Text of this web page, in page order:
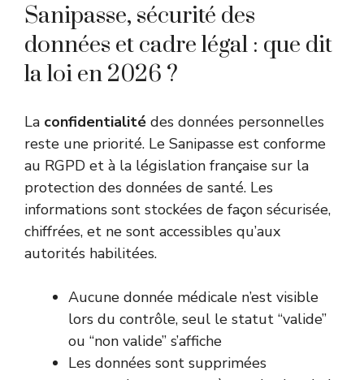
Sanipasse, sécurité des
données et cadre légal : que dit
la loi en 2026 ?
La confidentialité des données personnelles
reste une priorité. Le Sanipasse est conforme
au RGPD et à la législation française sur la
protection des données de santé. Les
informations sont stockées de façon sécurisée,
chiffrées, et ne sont accessibles qu’aux
autorités habilitées.
Aucune donnée médicale n’est visible
lors du contrôle, seul le statut “valide”
ou “non valide” s’affiche
Les données sont supprimées